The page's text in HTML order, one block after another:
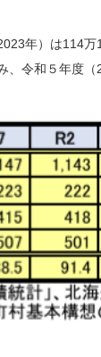
年）は114万
、令和５年度